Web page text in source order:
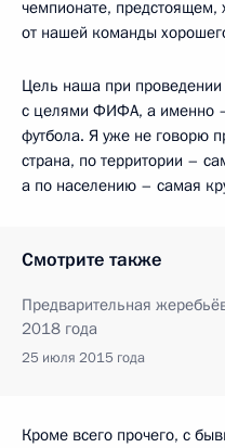
чемпионате,
от нашей команды
Цель наша при проведении
с целями ФИФА, а именно
футбола. Я уже не говорю
страна, по территории –
а по населению – самая
Смотрите также
Предварительная
2018 года
25 июля 2015 года
Кроме всего прочего, с